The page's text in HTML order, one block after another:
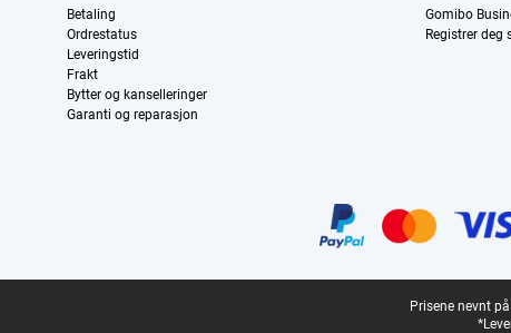
Betaling
Ordrestatus
Leveringstid
Frakt
Bytter og kanselleringer
Garanti og reparasjon
Gomibo
Registrer deg
Prisene nevnt